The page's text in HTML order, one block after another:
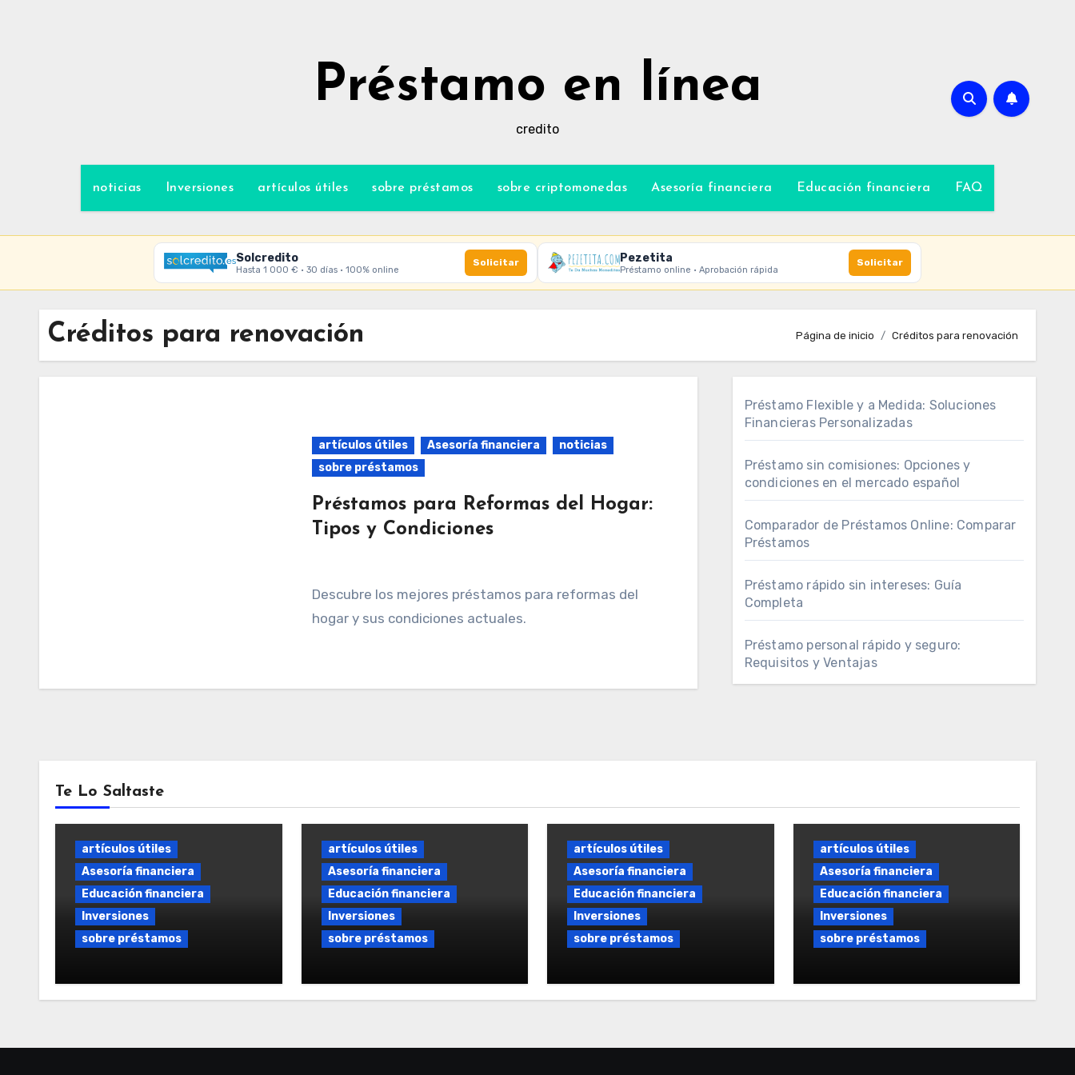
Préstamo en línea
credito
noticias Inversiones artículos útiles sobre préstamos sobre criptomonedas Asesoría financiera Educación financiera FAQ
Solcredito
Hasta 1 000 € · 30 días · 100% online
Solicitar Pezetita
Préstamo online · Aprobación rápida
Solicitar
Créditos para renovación Página de inicio Créditos para renovación
artículos útiles Asesoría financiera
noticias
sobre préstamos
Préstamos para Reformas del Hogar:
Tipos y Condiciones
Descubre los mejores préstamos para reformas del
hogar y sus condiciones actuales.
Préstamo Flexible y a Medida: Soluciones
Financieras Personalizadas
Préstamo sin comisiones: Opciones y
condiciones en el mercado español
Comparador de Préstamos Online: Comparar
Préstamos
Préstamo rápido sin intereses: Guía
Completa
Préstamo personal rápido y seguro:
Requisitos y Ventajas
Te Lo Saltaste
artículos útiles
Asesoría financiera
Educación financiera
Inversiones
sobre préstamos
Medida: Soluciones
artículos útiles
Asesoría financiera
Educación financiera
Inversiones
sobre préstamos
Opciones y condiciones en
artículos útiles
Asesoría financiera
Educación financiera
Inversiones
sobre préstamos
Online: Comparar
artículos útiles
Asesoría financiera
Educación financiera
Inversiones
sobre préstamos
intereses: Guía Completa